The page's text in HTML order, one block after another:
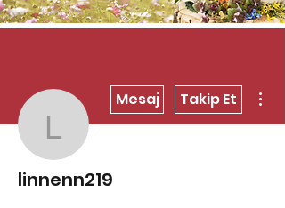
linnenn219
Mesaj Takip Et
linnenn219